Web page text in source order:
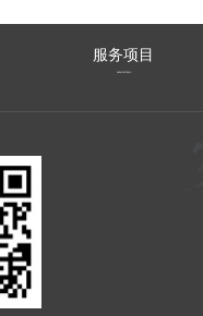
服务项目